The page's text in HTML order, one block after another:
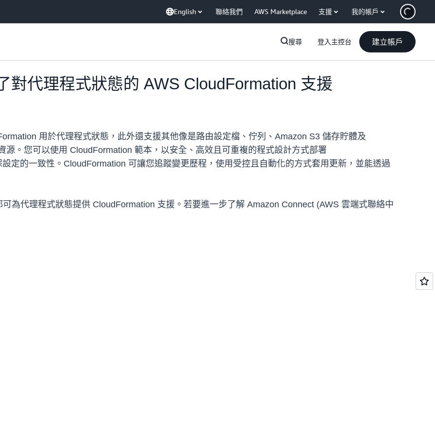
English 聯絡我們 AWS Marketplace 支援 我的帳戶
搜尋 登入主控台 建立帳戶
對代理程式狀態的 AWS CloudFormation 支援
用於代理程式狀態，此外還支援其他像是路由設定檔、佇列、Amazon S3 儲存貯體及
源。您可以使用 CloudFormation 範本，以安全、高效且可重複的程式設計方式部署
定的一致性。CloudFormation 可讓您追蹤變更歷程，使用受控且自動化的方式套用更新，並能透過
可為代理程式狀態提供 CloudFormation 支援。若要進一步了解 Amazon Connect (AWS 雲端式聯絡中